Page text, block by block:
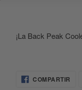
¡La Back Peak
COMPARTIR